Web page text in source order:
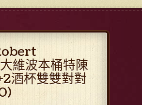
維波本桶特陳
酒杯雙雙對對